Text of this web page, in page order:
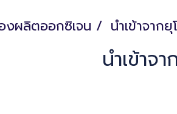
งผลิตออกซิเจน นำเข้าจากยุ
นำเข้าจ